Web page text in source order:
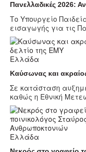
Πανελλαδικές 2026:
Το Υπουργείο
εισαγωγής για τις
Ελλάδα
Καύσωνας και
Σε κατάσταση
καθώς η Εθνική
Ελλάδα